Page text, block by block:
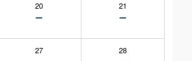
20 21
27 28